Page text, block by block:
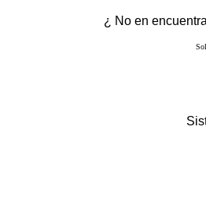
¿ No en